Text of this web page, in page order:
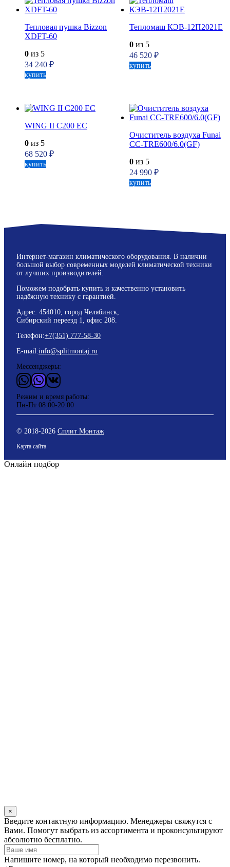
Тепловая пушка Bizzon
XDFT-60
0 из 5
34 240 ₽
купить
Тепломаш КЭВ-12П2021Е
0из 5
46 520 ₽
купить
WING II C200 EC
0 из 5
68 520 ₽
купить
Очиститель воздуха Funai
CC-TRE600/6.0(GF)
0из 5
24 990 ₽
купить
Интернет-магазин климатического оборудования. В наличии
большой выбор современных моделей климатической техники
от лучших производителей.
Поможем подобрать купить и качественно установить
надёжную технику с гарантией.
Адрес: 454010, город Челябинск,
Сибирский переезд 1, офис 208.
Телефон:+7(351) 777-58-30
E-mail:info@splitmontaj.ru
Мессенджеры:
WhatsApp
ViderВКонтакте
Режим и время работы:
Пн-Пт 08:00-20:00
© 2018-2026 Сплит Монтаж
Карта сайта
Онлайн подбор
×
Оставьте
это
поле
пустым
Введите контактную информацию. Менеджеры свяжутся с
Вами. Помогут выбрать из ассортимента и проконсультируют
абсолютно бесплатно.
Напишите номер, на который необходимо перезвонить.